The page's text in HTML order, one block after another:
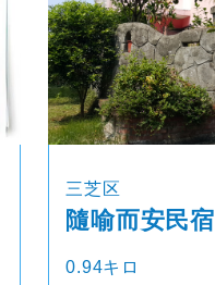
三芝区
隨喻而安民宿
0.94キロ